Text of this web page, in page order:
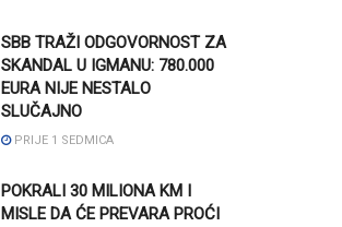
SBB TRAŽI ODGOVORNOST ZA
SKANDAL U IGMANU: 780.000
EURA NIJE NESTALO
SLUČAJNO
PRIJE 1 SEDMICA
POKRALI 30 MILIONA KM I
MISLE DA ĆE PREVARA PROĆI